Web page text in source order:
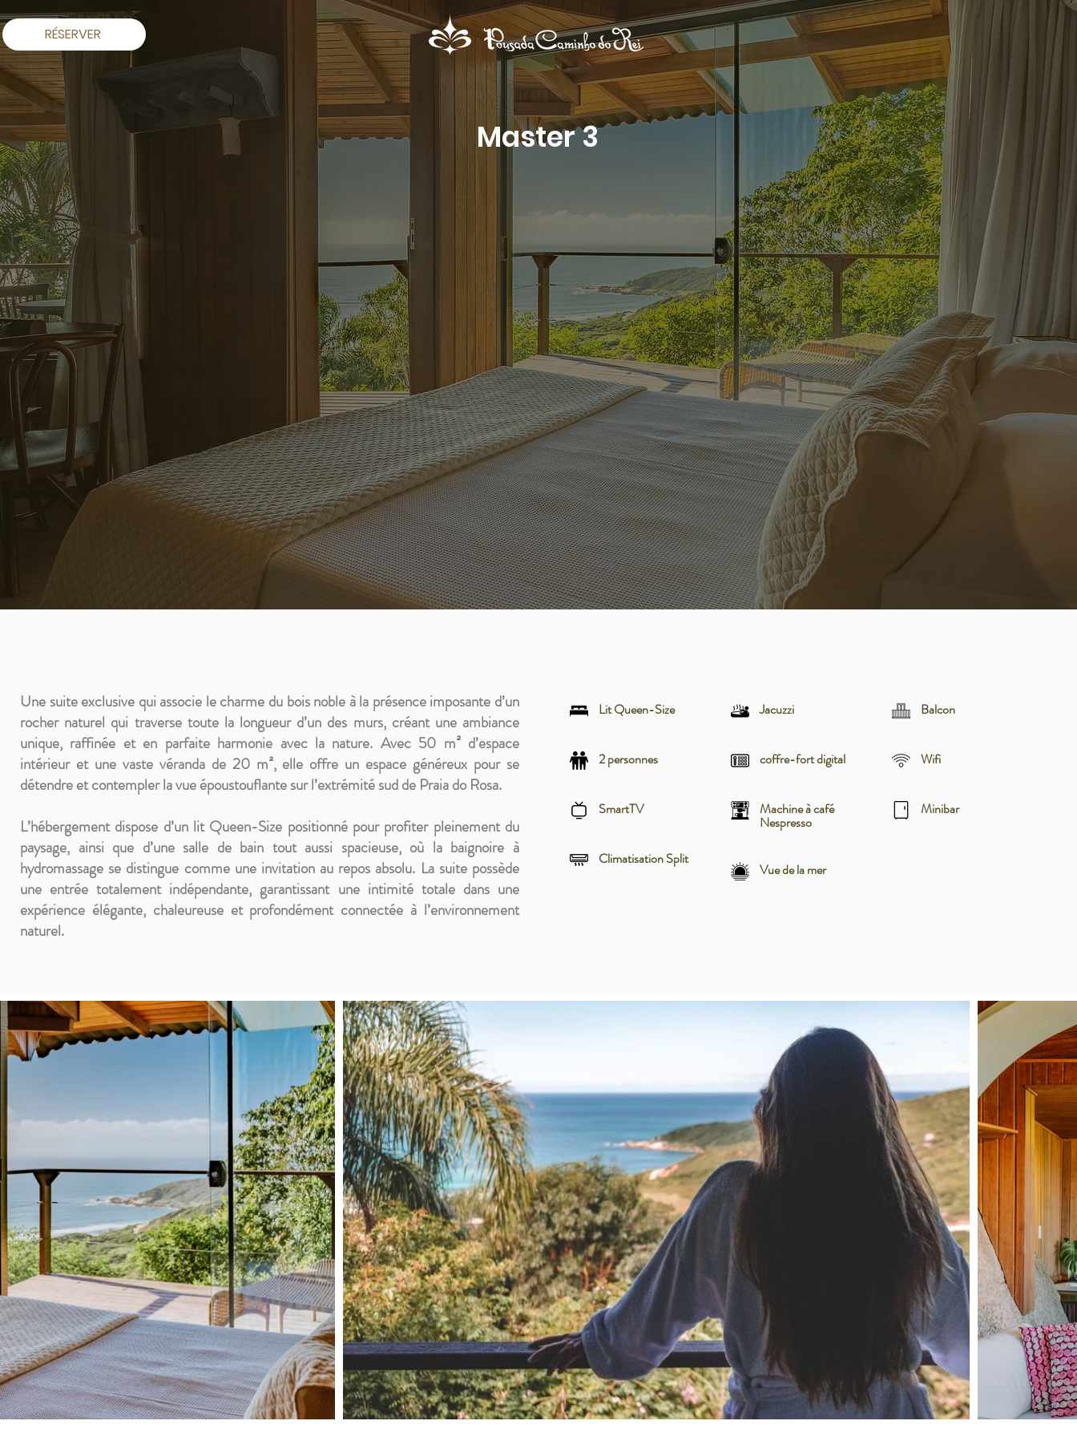
RÉSERVER
Master 3
Une suite exclusive qui associe le charme du bois noble à la présence imposante d’un
rocher naturel qui traverse toute la longueur d’un des murs, créant une ambiance
unique, raffinée et en parfaite harmonie avec la nature. Avec 50 m² d’espace
intérieur et une vaste véranda de 20 m², elle offre un espace généreux pour se
détendre et contempler la vue époustouflante sur l’extrémité sud de Praia do Rosa.
L’hébergement dispose d’un lit Queen-Size positionné pour profiter pleinement du
paysage, ainsi que d’une salle de bain tout aussi spacieuse, où la baignoire à
hydromassage se distingue comme une invitation au repos absolu. La suite possède
une entrée totalement indépendante, garantissant une intimité totale dans une
expérience élégante, chaleureuse et profondément connectée à l’environnement
naturel.
Lit Queen-Size
2 personnes
SmartTV
Climatisation Split
Jacuzzi
coffre-fort digital
Machine à café
Nespresso
Vue de la mer
Balcon
Wifi
Minibar